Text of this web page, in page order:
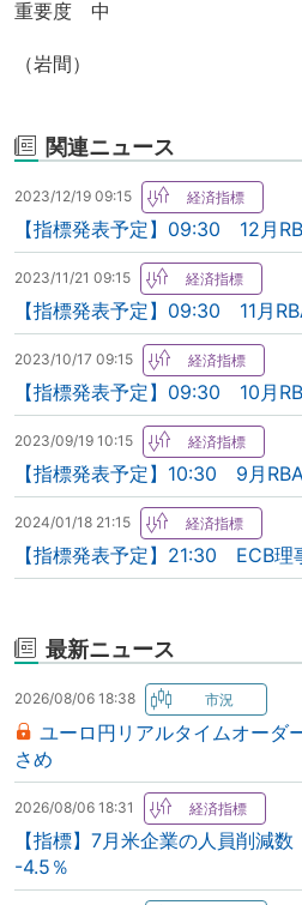
重要度 中
（岩間）
関連ニュース
2023/12/19 09:15
【指標発表予定】09:30 12月
2023/11/21 09:15
【指標発表予定】09:30 11月
2023/10/17 09:15
【指標発表予定】09:30 10月
2023/09/19 10:15
【指標発表予定】10:30 9月
2024/01/18 21:15
【指標発表予定】21:30 ECB理
最新ニュース
2026/08/06 18:38
ユーロ円リアルタイムオー
さめ
2026/08/06 18:31
【指標】7月米企業の人員削減
-4.5％